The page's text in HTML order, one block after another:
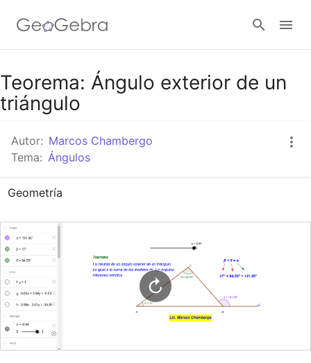
Google Classroom
Teorema: Ángulo exterior de un
triángulo
Autor: Marcos Chambergo
Tema: Ángulos
Geometría